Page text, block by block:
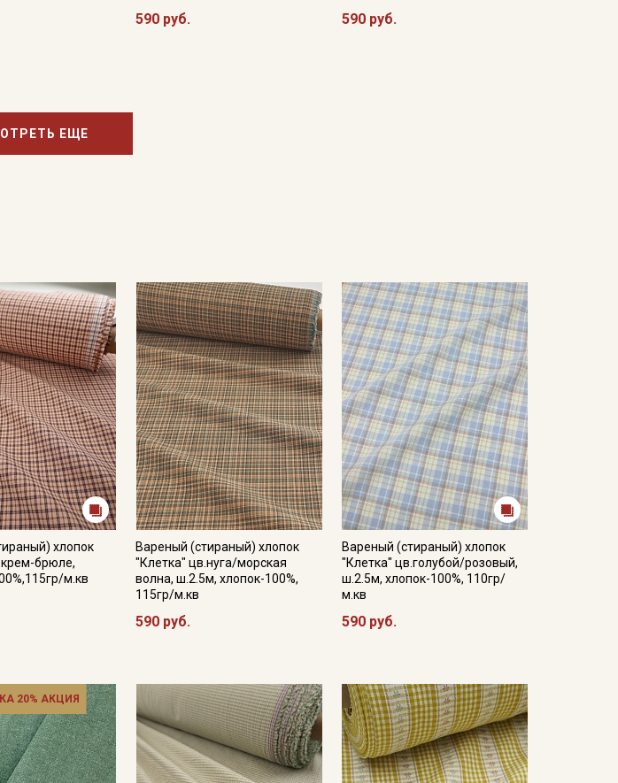
590 руб. 590 руб.
ЕЩЕ
хлопок
брюле,
м.кв
Вареный (стираный) хлопок
"Клетка" цв.нуга/морская
волна, ш.2.5м, хлопок-100%,
115гр/м.кв
590 руб.
Вареный (стираный) хлопок
"Клетка" цв.голубой/розовый,
ш.2.5м, хлопок-100%, 110гр/
м.кв
590 руб.
20% АКЦИЯ